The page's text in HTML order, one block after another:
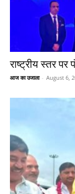
राष्ट्रीय स्तर
आज का उजाला - August 6,